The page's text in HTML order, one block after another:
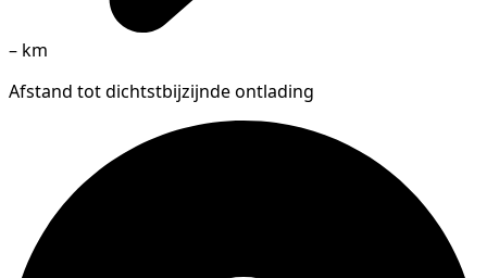
– km
Afstand tot dichtstbijzijnde ontlading